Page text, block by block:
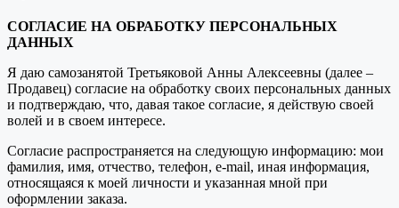
СОГЛАСИЕ НА ОБРАБОТКУ ПЕРСОНАЛЬНЫХ
ДАННЫХ
Я даю самозанятой Третьяковой Анны Алексеевны (далее –
Продавец) согласие на обработку своих персональных данных
и подтверждаю, что, давая такое согласие, я действую своей
волей и в своем интересе.
Согласие распространяется на следующую информацию: мои
фамилия, имя, отчество, телефон, e-mail, иная информация,
относящаяся к моей личности и указанная мной при
оформлении заказа.